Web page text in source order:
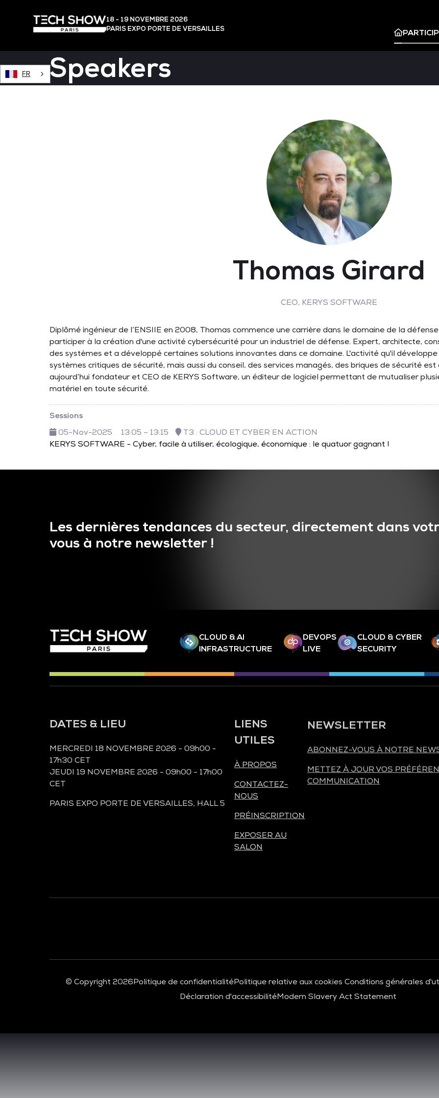
18 - 19 NOVEMBRE 2026
PARIS EXPO PORTE DE VERSAILLES
FR Speakers
Thomas Girard
CEO, KERYS SOFTWARE
Diplômé ingénieur de l’ENSIIE en 2008, Thomas commence une carrière dans le domaine de la
participer à la création d'une activité cybersécurité pour un industriel de défense. Expert, architecte,
des systèmes et a développé certaines solutions innovantes dans ce domaine. L'activité qu'il
systèmes critiques de sécurité, mais aussi du conseil, des services managés, des briques de sécurité
aujourd’hui fondateur et CEO de KERYS Software, un éditeur de logiciel permettant de mutualiser
matériel en toute sécurité.
Sessions
05-Nov-2025
13:05 – 13:15
T3 : CLOUD ET CYBER EN ACTION
KERYS SOFTWARE - Cyber, facile à utiliser, écologique, économique : le quatuor gagnant !
Les dernières tendances du secteur, directement dans
vous à notre newsletter !
CLOUD & AI
INFRASTRUCTURE
DEVOPS
LIVE
CLOUD & CYBER
SECURITY
DATES & LIEU
MERCREDI 18 NOVEMBRE 2026 - 09h00 -
17h30 CET
JEUDI 19 NOVEMBRE 2026 - 09h00 - 17h00
CET
PARIS EXPO PORTE DE VERSAILLES, HALL 5
LIENS
UTILES
À PROPOS
CONTACTEZ-
NOUS
PRÉINSCRIPTION
EXPOSER AU
SALON
NEWSLETTER
ABONNEZ-VOUS À NOTRE
METTEZ À JOUR VOS
COMMUNICATION
© Copyright 2026Politique de confidentialitéPolitique relative aux cookies Conditions générales
Déclaration d'accessibilitéModern Slavery Act Statement